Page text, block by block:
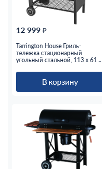
12 999 ₽
Tarrington House Гриль-
тележка стационарный
угольный стальной, 113 х 61 х
В корзину